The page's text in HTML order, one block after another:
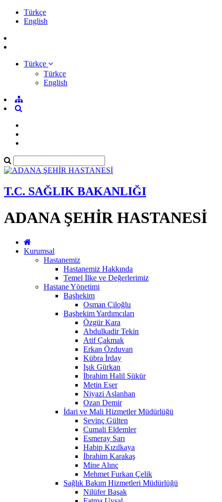
Türkçe
English
Türkçe
Türkçe
English
T.C. SAĞLIK BAKANLIĞI
ADANA ŞEHİR HASTANESİ
Kurumsal
Hastanemiz
Hastanemiz Hakkında
Temel İlke ve Değerlerimiz
Hastane Yönetimi
Başhekim
Osman Çiloğlu
Başhekim Yardımcıları
Özgür Kara
Abdulkadir Tekin
Atif Çakmak
Erkan Özduvan
Kübra İrday
Işık Gürkan
İbrahim Halil Şükür
Metin Eser
Niyazi Aslanhan
Ozan Demir
İdari ve Mali Hizmetler Müdürlüğü
Sevinç Gülten
Cumali Eldemler
Esmeray Sarı
Habip Kızılkaya
İbrahim Karakaş
Mine Alınç
Mehmet Furkan Çelik
Sağlık Bakım Hizmetleri Müdürlüğü
Nilüfer Başak